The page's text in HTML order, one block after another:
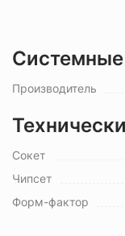
Производитель
Сокет
Чипсет
Форм-фактор